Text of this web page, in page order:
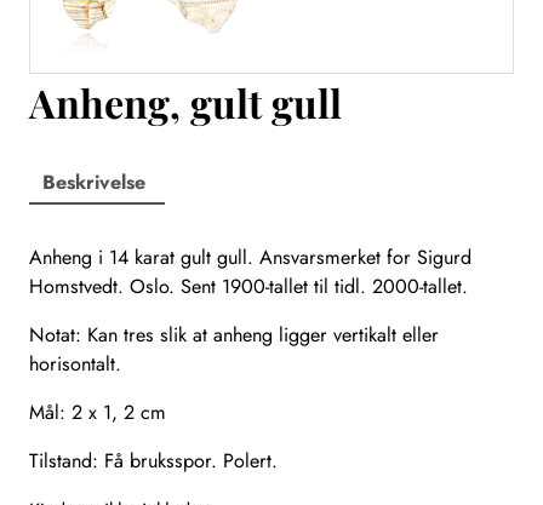
Anheng, gult gull
Beskrivelse
Anheng i 14 karat gult gull. Ansvarsmerket for Sigurd
Homstvedt. Oslo. Sent 1900-tallet til tidl. 2000-tallet.
Notat: Kan tres slik at anheng ligger vertikalt eller
horisontalt.
Mål: 2 x 1, 2 cm
Tilstand: Få bruksspor. Polert.